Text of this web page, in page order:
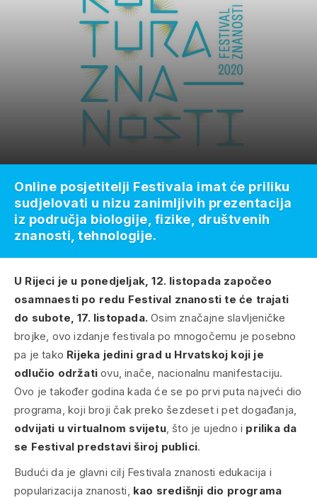
U Rijeci je u ponedjeljak, 12. listopada započeo
osamnaesti po redu Festival znanosti te će trajati
do subote, 17. listopada. Osim značajne slavljeničke
brojke, ovo izdanje festivala po mnogočemu je posebno
pa je tako Rijeka jedini grad u Hrvatskoj koji je
odlučio održati ovu, inače, nacionalnu manifestaciju.
Ovo je također godina kada će se po prvi puta najveći dio
programa, koji broji čak preko šezdeset i pet događanja,
odvijati u virtualnom svijetu, što je ujedno i prilika da
se Festival predstavi široj publici.
Budući da je glavni cilj Festivala znanosti edukacija i
popularizacija znanosti, kao središnji dio programa
Online posjetitelji Festivala imat će priliku
sudjelovati u nizu zanimljivih prezentacija
iz područja biologije, fizike, društvenih
znanosti, tehnologije.